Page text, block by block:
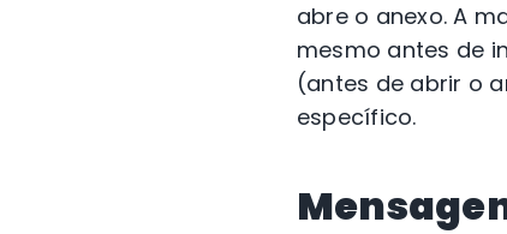
abre o anexo. A
mesmo antes de
(antes de abrir o
específico.